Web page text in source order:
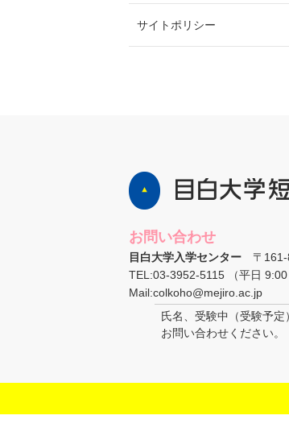
サイトポリシー
お問い合わせ
目白大学入学センター
〒
TEL:03-3952-5115 （平日 9:00
Mail:colkoho@mejiro.ac.jp
氏名、受験中（受験予定
お問い合わせください。